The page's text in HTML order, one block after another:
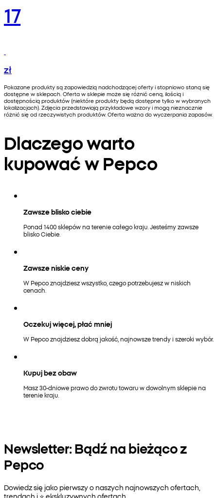
17
zł
Pokazane produkty są zapowiedzią nadchodzącej oferty i stopniowo staną się
dostępne w sklepach. Oferta w sklepie może się różnić ceną, ilością i
dostępnością produktów (niektóre produkty będą dostępne tylko w wybranych
lokalizacjach). Zdjęcia przedstawiają przykładowe wzory i mogą nieznacznie
różnić się od rzeczywistych produktów. Oferta ważna do wyczerpania zapasów.
Dlaczego warto
kupować w Pepco
Zawsze blisko ciebie
Ponad 1400 sklepów na terenie całego kraju. Jesteśmy zawsze
blisko Ciebie.
Zawsze niskie ceny
W Pepco znajdziesz wszystko, czego potrzebujesz w niskich
cenach.
Oczekuj więcej, płać mniej
W Pepco znajdziesz dobrą jakość, najnowsze trendy i szeroki wybór.
Kupuj bez obaw
Masz 30-dniowe prawo do zwrotu towaru w dowolnym sklepie na
terenie kraju.
Newsletter: Bądź na bieżąco z
Pepco
Dowiedz się jako pierwszy o naszych najnowszych ofertach,
trendach i ⭐️ ekskluzywnych ofertach.